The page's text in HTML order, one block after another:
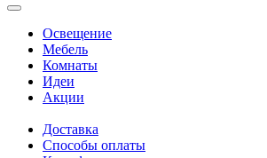
Освещение
Мебель
Комнаты
Идеи
Акции
Доставка
Способы оплаты